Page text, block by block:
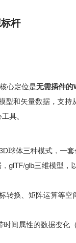
杆
心定位是无需插件的
和矢量数据，支
具。
球体三种模式，一套
glTF/glb三维模型
转换、矩阵运算等
间属性的数据变化